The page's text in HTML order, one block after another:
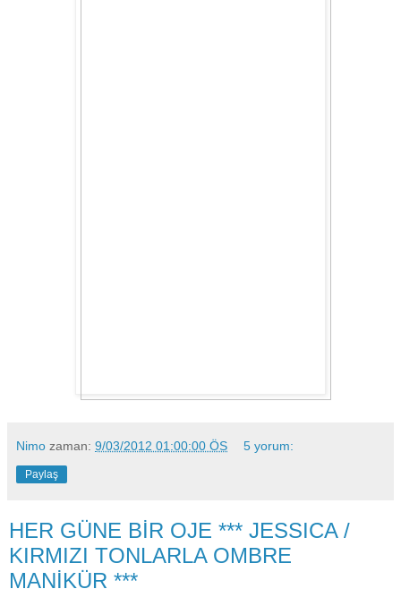
Nimo zaman: 9/03/2012 01:00:00 ÖS 5 yorum:
Paylaş
HER GÜNE BİR OJE *** JESSICA /
KIRMIZI TONLARLA OMBRE
MANİKÜR ***